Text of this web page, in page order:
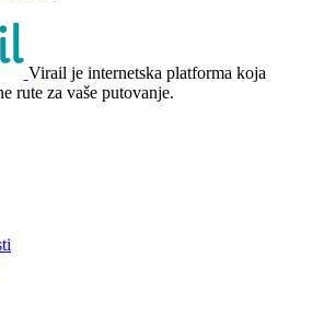
Virail je internetska platforma koja
rute za vaše putovanje.